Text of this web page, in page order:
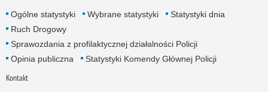
Ogólne statystyki Wybrane statystyki
Statystyki dnia
Ruch Drogowy
Sprawozdania z profilaktycznej działalności Policji
Opinia publiczna
Statystyki Komendy Głównej Policji
Kontakt